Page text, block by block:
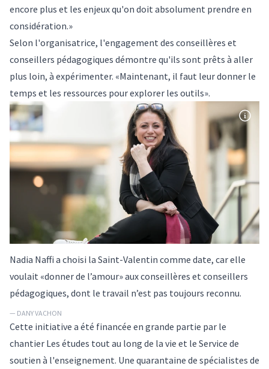
encore plus et les enjeux qu'on doit absolument prendre en
considération.»
Selon l'organisatrice, l'engagement des conseillères et
conseillers pédagogiques démontre qu'ils sont prêts à aller
plus loin, à expérimenter. «Maintenant, il faut leur donner le
temps et les ressources pour explorer les outils».
Nadia Naffi a choisi la Saint-Valentin comme date, car elle
voulait «donner de l’amour» aux conseillères et conseillers
pédagogiques, dont le travail n’est pas toujours reconnu.
— DANY VACHON
Cette initiative a été financée en grande partie par le
chantier Les études tout au long de la vie et le Service de
soutien à l'enseignement. Une quarantaine de spécialistes de